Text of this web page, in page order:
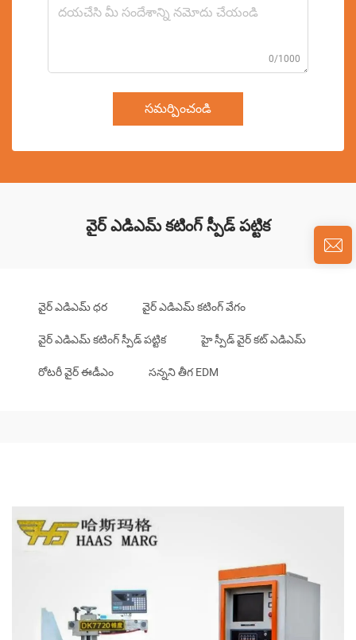
0/1000
సమర్పించండి
వైర్ ఎడిఎమ్ కటింగ్ స్పీడ్ పట్టిక
వైర్ ఎడిఎమ్ ధర వైర్ ఎడిఎమ్ కటింగ్ వేగం
వైర్ ఎడిఎమ్ కటింగ్ స్పీడ్ పట్టిక హై స్పీడ్ వైర్ కట్ ఎడిఎమ్
రోటరీ వైర్ ఈడీఎం సన్నని తీగ EDM